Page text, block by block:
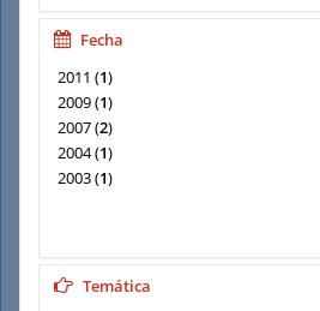
Doctor, Alfonso Miguel
Fecha
2011 (1)
2009(1)
2007(2)
2004(1)
2003(1)
Temática